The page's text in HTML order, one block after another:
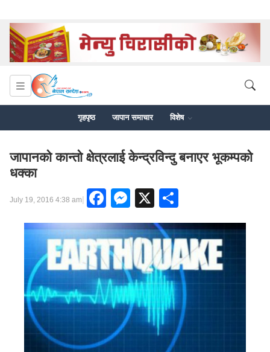
गृहपृष्ठ जापान समाचार विशेष
जापानको कान्तो क्षेत्रलाई केन्द्रविन्दु बनाएर भूकम्पको
धक्का
July 19, 2016 4:38 am| Facebook
Messenger
X